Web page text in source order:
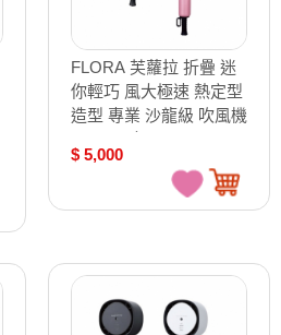
FLORA 芙蘿拉 折疊 迷
你輕巧 風大極速 熱定型
造型 專業 沙龍級 吹風機
$ 5,000